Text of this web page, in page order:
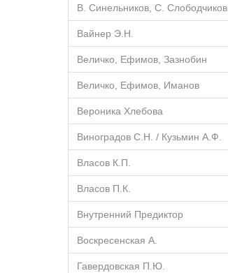
В. Синельников, С. Слободчиков
Вайнер Э.Н.
Величко, Ефимов, Зазнобин
Величко, Ефимов, Иманов
Вероника Хлебова
Виноградов С.Н. / Кузьмин А.Ф.
Власов К.П.
Власов П.К.
Внутренний Предиктор
Воскресенская А.
Гавердовская П.Ю.